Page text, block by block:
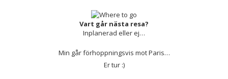
Vart går nästa resa?
Inplanerad eller ej…
Min går förhoppningsvis mot Paris…
Er tur :)